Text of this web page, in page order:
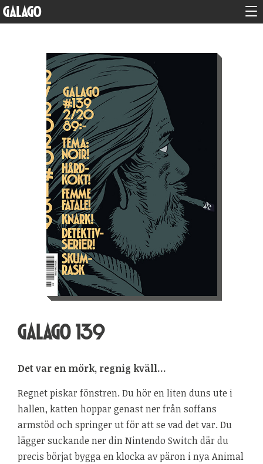
GALAGO
GALAGO 139
Det var en mörk, regnig kväll…
Regnet piskar fönstren. Du hör en liten duns ute i
hallen, katten hoppar genast ner från soffans
armstöd och springer ut för att se vad det var. Du
lägger suckande ner din Nintendo Switch där du
precis börjat bygga en klocka av päron i nya Animal